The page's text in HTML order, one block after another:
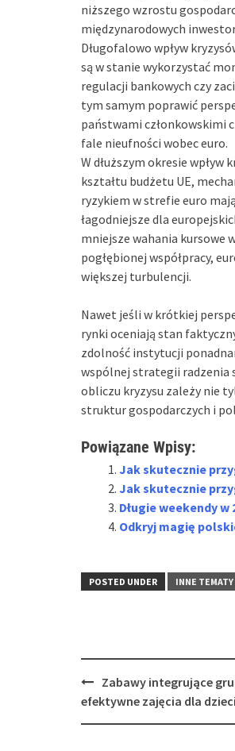
niższego wzrostu
międzynarodowych
Długofalowo wpływ
są w stanie wykorzystać
regulacji bankowych czy
tym samym poprawić
państwami członkowskimi
fale nieufności wobec euro.
W dłuższym okresie
kształtu budżetu UE,
ryzykiem w strefie euro
łagodniejsze dla
mniejsze wahania kursowe
pogłębionej współpracy,
większej turbulencji.
Nawet jeśli w krótkiej
rynki oceniają stan
zdolność instytucji
wspólnej strategii radzenia
obliczu kryzysu zależy nie
struktur gospodarczych i
Powiązane Wpisy:
Jak skutecznie
Jak skutecznie
Długie weekendy
Odkryj magię
POSTED UNDER INNE TEMATY
Post
navigation
Zabawy integrujące
efektywne zajęcia dla dzieci